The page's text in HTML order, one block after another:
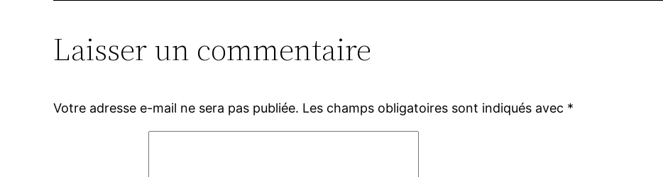
Laisser un commentaire
Votre adresse e-mail ne sera pas publiée. Les champs obligatoires sont indiqués avec *